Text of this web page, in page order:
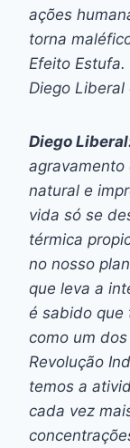
ações
torna
Efeito
Diego
Diego
agravamento
natural e
vida só se
térmica
no nosso
que leva a
é sabido que
como um
Revolução
temos a
cada vez